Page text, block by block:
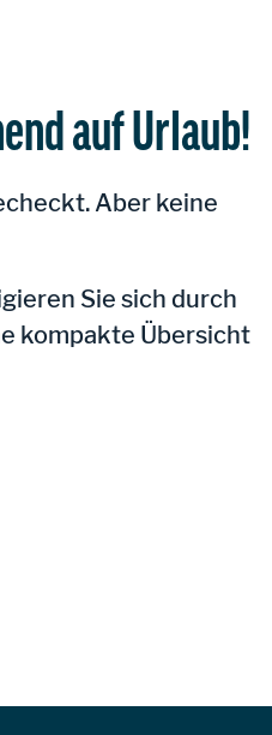
auf Urlaub!
Aber keine
Sie sich durch
kompakte Übersicht